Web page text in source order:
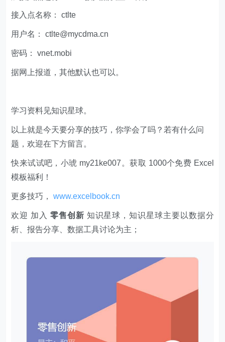
接入点名称： ctlte
用户名： ctlte@mycdma.cn
密码： vnet.mobi
据网上报道，其他默认也可以。
学习资料见知识星球。
以上就是今天要分享的技巧，你学会了吗？若有什么问
题，欢迎在下方留言。
快来试试吧，小琥 my21ke007。获取 1000个免费 Excel
模板福利​​​​！
更多技巧，www.excelbook.cn
欢迎 加入 零售创新 知识星球，知识星球主要以数据分
析、报告分享、数据工具讨论为主；